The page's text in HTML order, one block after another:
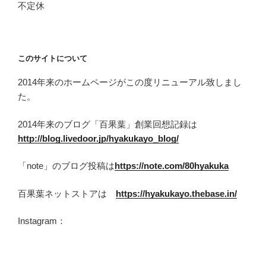
不定休
このサイトについて
2014年来のホームページがこの度リニューアル致しまし
た。
2014年来のブログ「百果葉」創業回想記録は
http://blog.livedoor.jp/hyakukayo_blog/
「note」のブログ投稿はhttps://note.com/80hyakuka
百果葉ネットストアは https://hyakukayo.thebase.in/
Instagram：